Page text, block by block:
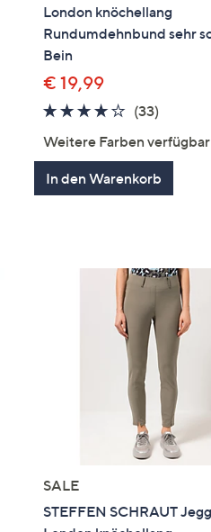
London knöchellang
Rundumdehnbund sehr
Bein
€ 19,99
4.1
5
(33)
Weitere Farben verfügbar
In den Warenkorb
SALE
STEFFEN SCHRAUT